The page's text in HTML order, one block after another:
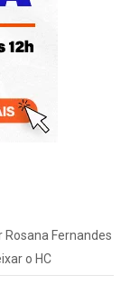
Rosana Fernandes
o HC